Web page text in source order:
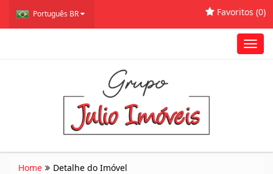
Português BR Favoritos (0)
Home Detalhe do Imóvel